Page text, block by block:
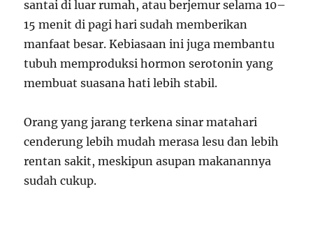
santai di luar rumah, atau berjemur selama 10–
15 menit di pagi hari sudah memberikan
manfaat besar. Kebiasaan ini juga membantu
tubuh memproduksi hormon serotonin yang
membuat suasana hati lebih stabil.
Orang yang jarang terkena sinar matahari
cenderung lebih mudah merasa lesu dan lebih
rentan sakit, meskipun asupan makanannya
sudah cukup.